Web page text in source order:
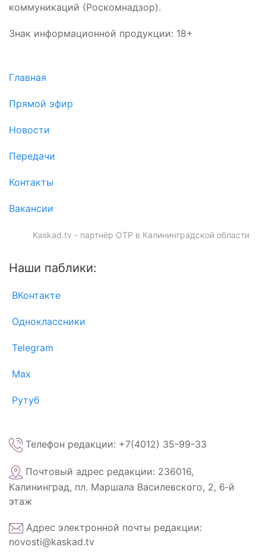
коммуникаций (Роскомнадзор).
Знак информационной продукции: 18+
Главная
Прямой эфир
Новости
Передачи
Контакты
Вакансии
Kaskad.tv - партнёр ОТР в Калининградской области
Наши паблики:
ВКонтакте
Одноклассники
Telegram
Max
Рутуб
Телефон редакции: +7(4012) 35-99-33
Почтовый адрес редакции: 236016,
Калининград, пл. Маршала Василевского, 2, 6‑й
этаж
Адрес электронной почты редакции:
novosti@kaskad.tv